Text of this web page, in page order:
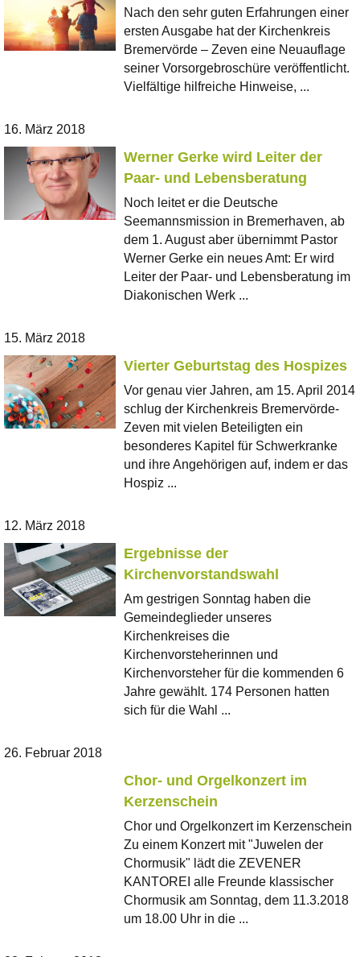
Nach den sehr guten Erfahrungen einer
ersten Ausgabe hat der Kirchenkreis
Bremervörde – Zeven eine Neuauflage
seiner Vorsorgebroschüre veröffentlicht.
Vielfältige hilfreiche Hinweise, ...
16. März 2018
Werner Gerke wird Leiter der
Paar- und Lebensberatung
Noch leitet er die Deutsche
Seemannsmission in Bremerhaven, ab
dem 1. August aber übernimmt Pastor
Werner Gerke ein neues Amt: Er wird
Leiter der Paar- und Lebensberatung im
Diakonischen Werk ...
15. März 2018
Vierter Geburtstag des Hospizes
Vor genau vier Jahren, am 15. April 2014
schlug der Kirchenkreis Bremervörde-
Zeven mit vielen Beteiligten ein
besonderes Kapitel für Schwerkranke
und ihre Angehörigen auf, indem er das
Hospiz ...
12. März 2018
Ergebnisse der
Kirchenvorstandswahl
Am gestrigen Sonntag haben die
Gemeindeglieder unseres
Kirchenkreises die
Kirchenvorsteherinnen und
Kirchenvorsteher für die kommenden 6
Jahre gewählt. 174 Personen hatten
sich für die Wahl ...
26. Februar 2018
Chor- und Orgelkonzert im
Kerzenschein
Chor und Orgelkonzert im Kerzenschein
Zu einem Konzert mit "Juwelen der
Chormusik" lädt die ZEVENER
KANTOREI alle Freunde klassischer
Chormusik am Sonntag, dem 11.3.2018
um 18.00 Uhr in die ...